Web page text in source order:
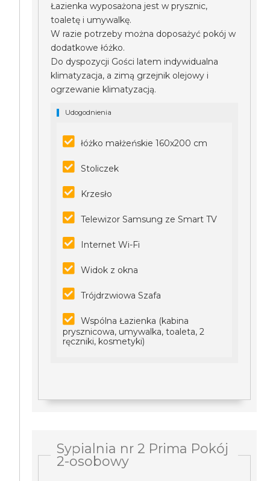
Łazienka wyposażona jest w prysznic,
toaletę i umywalkę.
W razie potrzeby można doposażyć pokój w
dodatkowe łóżko.
Do dyspozycji Gości latem indywidualna
klimatyzacja, a zimą grzejnik olejowy i
ogrzewanie klimatyzacją.
Udogodnienia
łóżko małżeńskie 160x200 cm
Stoliczek
Krzesło
Telewizor Samsung ze Smart TV
Internet Wi-Fi
Widok z okna
Trójdrzwiowa Szafa
Wspólna Łazienka (kabina
prysznicowa, umywalka, toaleta, 2
ręczniki, kosmetyki)
Sypialnia nr 2 Prima Pokój
2-osobowy